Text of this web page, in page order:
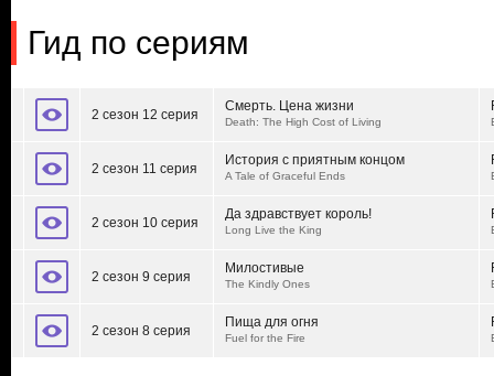
Гид по сериям
2 сезон 12 серия
Смерть. Цена жизни
Death: The High Cost of Living
2 сезон 11 серия
История с приятным концом
A Tale of Graceful Ends
2 сезон 10 серия
Да здравствует король!
Long Live the King
2 сезон 9 серия
Милостивые
The Kindly Ones
2 сезон 8 серия
Пища для огня
Fuel for the Fire